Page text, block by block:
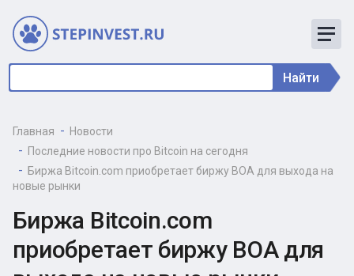
Найти
Главная
Новости
Последние новости про Bitcoin на сегодня
Биржа Bitcoin.com приобретает биржу BOA для выхода на
новые рынки
Биржа Bitcoin.com
приобретает биржу BOA для